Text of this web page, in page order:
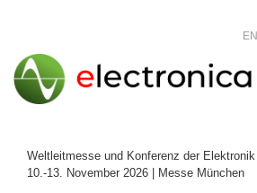
Weltleitmesse und Konferenz der Elektronik
10.-13. November 2026 | Messe München
EN